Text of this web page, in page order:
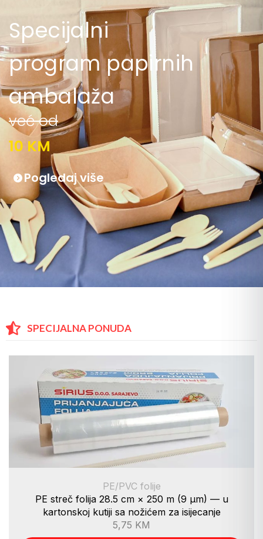
Specijalni
program papirnih
ambalaža
već od
10 KM
Pogledaj više
SPECIJALNA PONUDA
PE/PVC folije
PE streč folija 28.5 cm × 250 m (9 µm) — u
kartonskoj kutiji sa nožićem za isijecanje
5,75 KM